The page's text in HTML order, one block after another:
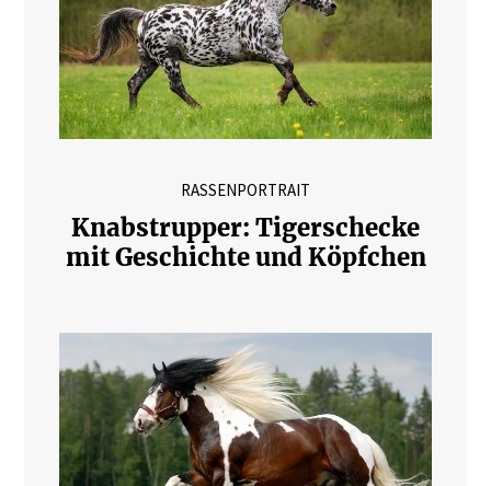
RASSENPORTRAIT
Knabstrupper: Tigerschecke
mit Geschichte und Köpfchen